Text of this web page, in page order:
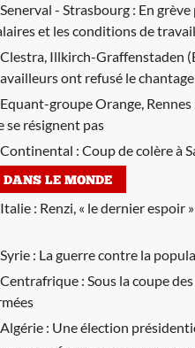
Senerval - Strasbourg : En
et les conditions de travail
Clestra, Illkirch-Graffenstaden
ont refusé le chantage
Equant-groupe Orange, Rennes
se résignent pas
Continental : Coup de colère à
DANS LE MONDE
Italie : Renzi, « le dernier espoir
Syrie : La guerre contre la
Centrafrique : Sous la coupe
Algérie : Une élection